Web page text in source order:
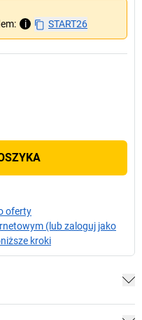
i START26
oferty
(lub zaloguj jako
kroki